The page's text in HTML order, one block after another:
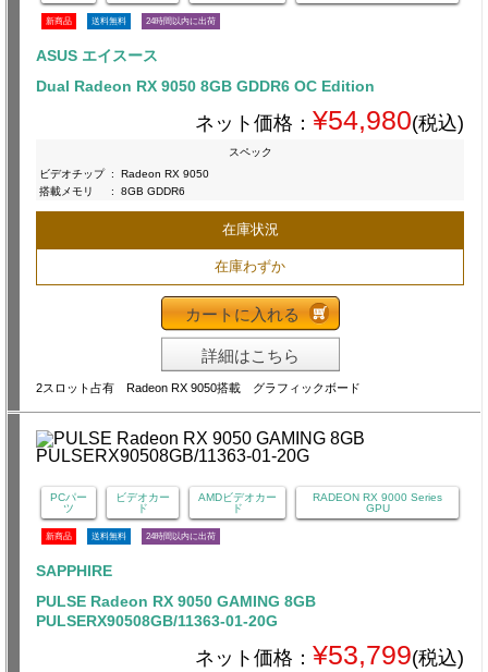
新商品 送料無料 24時間以内に出荷
ASUS エイスース
Dual Radeon RX 9050 8GB GDDR6 OC Edition
ネット価格： ¥54,980(税込)
スペック
ビデオチップ :
Radeon RX 9050
搭載メモリ
: 8GB GDDR6
在庫状況
在庫わずか
カートに入れる
詳細はこちら
2スロット占有 Radeon RX 9050搭載 グラフィックボード
PCパー
ツ
ビデオカー
ド
AMDビデオカー
ド
RADEON RX 9000 Series
GPU
新商品 送料無料 24時間以内に出荷
SAPPHIRE
PULSE Radeon RX 9050 GAMING 8GB
PULSERX90508GB/11363-01-20G
ネット価格： ¥53,799(税込)